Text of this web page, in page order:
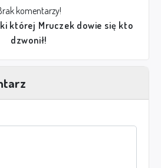
komentarzy!
której Mruczek dowie się kto
dzwonił!